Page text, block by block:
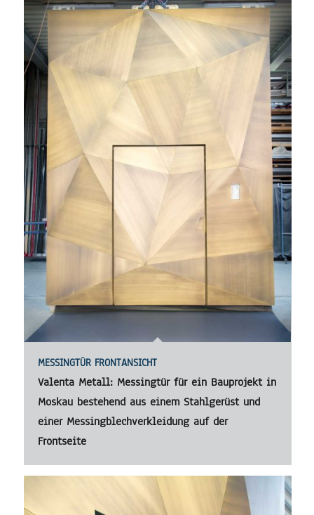
MESSINGTÜR FRONTANSICHT
Valenta Metall: Messingtür für ein Bauprojekt in
Moskau bestehend aus einem Stahlgerüst und
einer Messingblechverkleidung auf der
Frontseite